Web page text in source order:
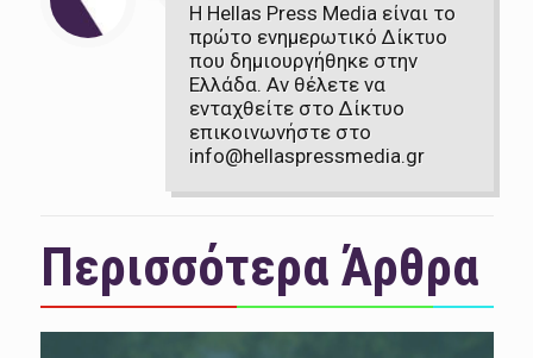
Η Hellas Press Media είναι το
πρώτο ενημερωτικό Δίκτυο
που δημιουργήθηκε στην
Ελλάδα. Αν θέλετε να
ενταχθείτε στο Δίκτυο
επικοινωνήστε στο
info@hellaspressmedia.gr
Περισσότερα Άρθρα